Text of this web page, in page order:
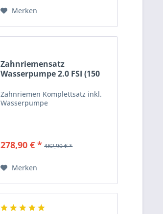
Merken
Zahnriemensatz
Wasserpumpe 2.0 FSI (150
Zahnriemen Komplettsatz inkl.
Wasserpumpe
278,90 € * 482,90 € *
Merken